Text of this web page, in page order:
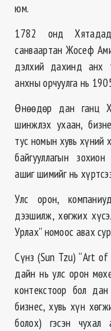
юм.
1782 онд
санваартан Жосеф
дэлхий дахинд анх
анхны орчуулга нь
Өнөөдөр дан ганц
шинжлэх ухаан,
тус номын хувь хүний
байгууллагын
ашиг шимийг нь
Улс орон,
дээшилж, хөгжих
Урлах” номоос авах
Сүнз (Sun Tzu) “Art
дайн нь улс орон
контекстоор бол
бизнес, хувь хүн
болох) гэсэн чухал